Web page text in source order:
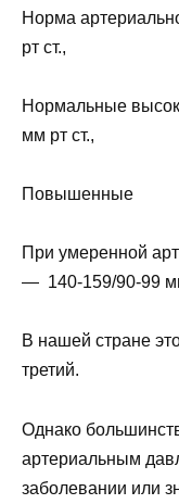
Норма
рт ст.,
Нормальные
мм рт ст.,
При умеренной
— 140-159/90-99
В нашей стране
третий.
Однако
артериальным
заболевании или